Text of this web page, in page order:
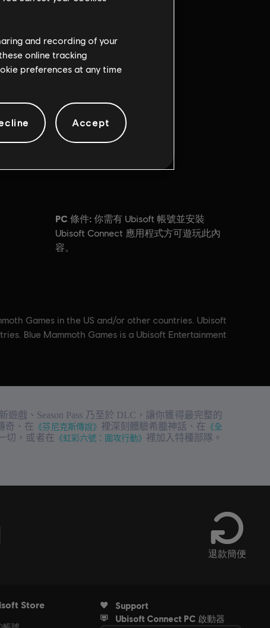
PC 條件: 你需有 Ubisoft 帳號並安裝
Ubisoft Connect 應用程式方可遊玩此內
容。
Games in the US and/or other countries. Ubisoft
Blue Mammoth Games is a Ubisoft Entertainment
戲、Season Pass 乃至於 DLC，讓你獲得最完整的
奇、在 《芬尼克斯傳說》 裡深刻體驗希臘神話、在 《全
切，或者在 《虹彩六號：圍攻行動》 裡加入特種部隊。
退款簡便
Store
Support
Ubisoft Connect PC 啟動器
and recording of your
online tracking
preferences at any time
Accept